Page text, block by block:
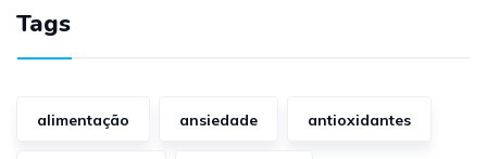
Tags
alimentação ansiedade antioxidantes